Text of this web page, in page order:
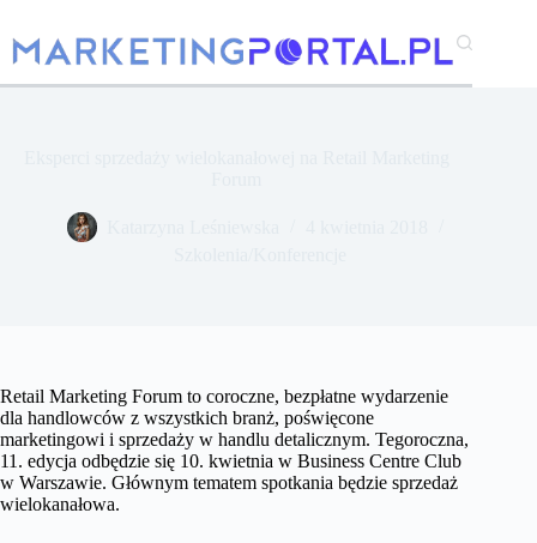
treści
Retail Marketing Forum to coroczne, bezpłatne wydarzenie
dla handlowców z wszystkich branż, poświęcone
marketingowi i sprzedaży w handlu detalicznym. Tegoroczna,
11. edycja odbędzie się 10. kwietnia w Business Centre Club
w Warszawie. Głównym tematem spotkania będzie sprzedaż
wielokanałowa.